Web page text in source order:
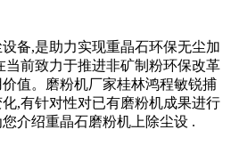
备,是助力实现重晶石环保无尘加
当前致力于推进非矿制粉环保改革
值。磨粉机厂家桂林鸿程敏锐捕
,有针对性对已有磨粉机成果进行
介绍重晶石磨粉机上除尘设 .